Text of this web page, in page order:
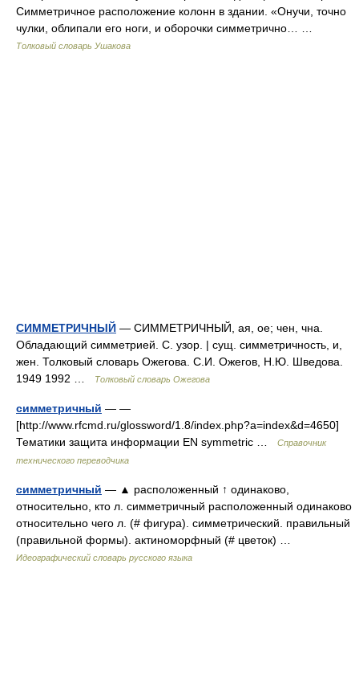
Симметричное расположение колонн в здании. «Онучи, точно
чулки, облипали его ноги, и оборочки симметрично… …
Толковый словарь Ушакова
СИММЕТРИЧНЫЙ — СИММЕТРИЧНЫЙ, ая, ое; чен, чна.
Обладающий симметрией. С. узор. | сущ. симметричность, и,
жен. Толковый словарь Ожегова. С.И. Ожегов, Н.Ю. Шведова.
1949 1992 …
Толковый словарь Ожегова
симметричный — —
[http://www.rfcmd.ru/glossword/1.8/index.php?a=index&d=4650]
Тематики защита информации EN symmetric …
Справочник
технического переводчика
симметричный — ▲ расположенный ↑ одинаково,
относительно, кто л. симметричный расположенный одинаково
относительно чего л. (# фигура). симметрический. правильный
(правильной формы). актиноморфный (# цветок) …
Идеографический словарь русского языка